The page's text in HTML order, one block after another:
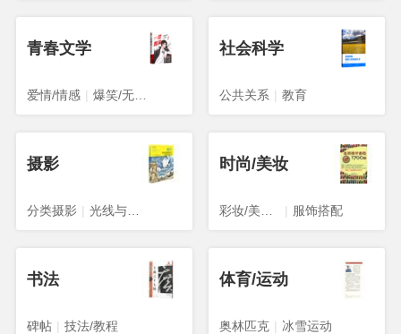
青春文学
爱情/情感 | 爆笑/无厘头
社会科学
公共关系 | 教育
摄影
分类摄影 |
时尚/美妆
| 服饰搭配
书法
碑帖 | 技法/教程
体育/运动
奥林匹克 | 冰雪运动